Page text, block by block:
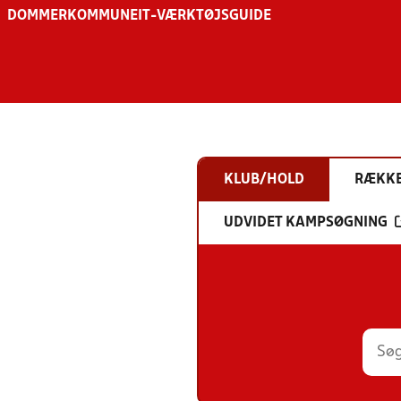
DOMMER KOMMUNE IT-VÆRKTØJSGUIDE
KLUB/HOLD
UDVIDET KAMPSØGNING